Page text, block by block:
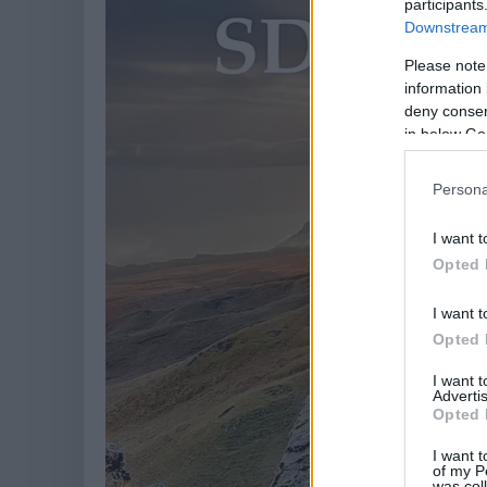
Please
information
deny
in below
I want
Opted
I want
Opted
I want
Opted
I want
of my